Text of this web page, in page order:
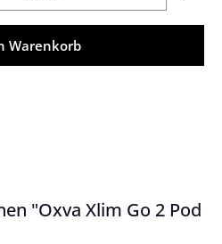
Warenkorb
"Oxva Xlim Go 2 Pod